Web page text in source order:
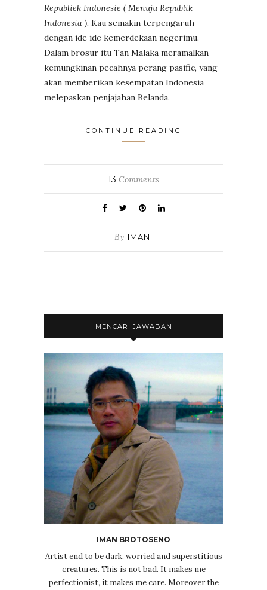
Republiek Indonesie ( Menuju Republik
Indonesia ), Kau semakin terpengaruh
dengan ide ide kemerdekaan negerimu.
Dalam brosur itu Tan Malaka meramalkan
kemungkinan pecahnya perang pasific, yang
akan memberikan kesempatan Indonesia
melepaskan penjajahan Belanda.
CONTINUE READING
13 Comments
By IMAN
MENCARI JAWABAN
IMAN BROTOSENO
Artist end to be dark, worried and superstitious
creatures. This is not bad. It makes me
perfectionist, it makes me care. Moreover the